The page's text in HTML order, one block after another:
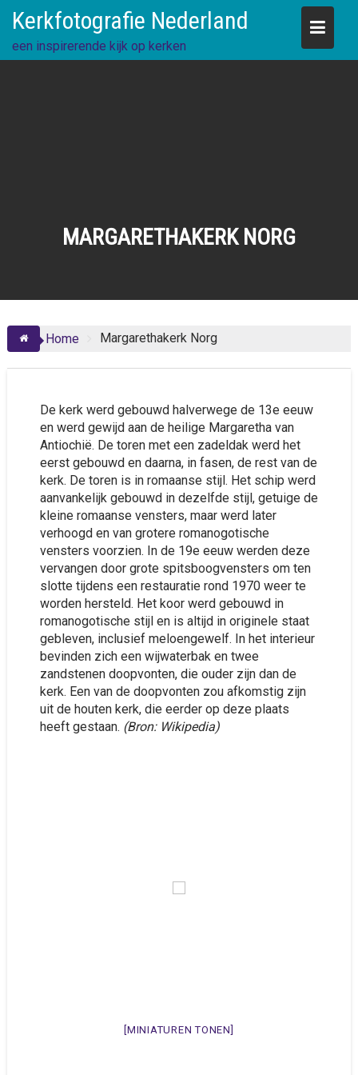
content
Kerkfotografie Nederland
een inspirerende kijk op kerken
MARGARETHAKERK NORG
Home Margarethakerk Norg
De kerk werd gebouwd halverwege de 13e eeuw
en werd gewijd aan de heilige Margaretha van
Antiochië. De toren met een zadeldak werd het
eerst gebouwd en daarna, in fasen, de rest van de
kerk. De toren is in romaanse stijl. Het schip werd
aanvankelijk gebouwd in dezelfde stijl, getuige de
kleine romaanse vensters, maar werd later
verhoogd en van grotere romanogotische
vensters voorzien. In de 19e eeuw werden deze
vervangen door grote spitsboogvensters om ten
slotte tijdens een restauratie rond 1970 weer te
worden hersteld. Het koor werd gebouwd in
romanogotische stijl en is altijd in originele staat
gebleven, inclusief meloengewelf. In het interieur
bevinden zich een wijwaterbak en twee
zandstenen doopvonten, die ouder zijn dan de
kerk. Een van de doopvonten zou afkomstig zijn
uit de houten kerk, die eerder op deze plaats
heeft gestaan. (Bron: Wikipedia)
[MINIATUREN TONEN]